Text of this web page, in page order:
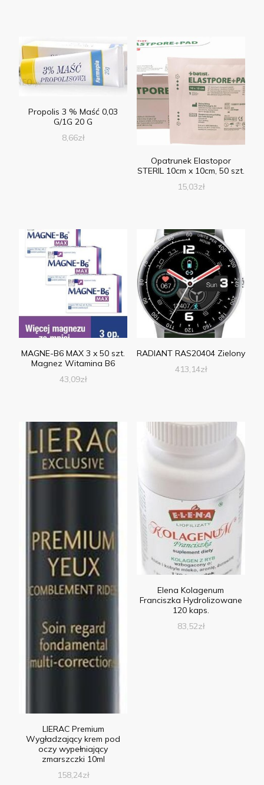
Propolis 3 % Maść 0,03
G/1G 20 G
8,66zł
Opatrunek Elastopor
STERIL 10cm x 10cm, 50 szt.
15,03zł
MAGNE-B6 MAX 3 x 50 szt.
Magnez Witamina B6
43,09zł
RADIANT RAS20404 Zielony
413,14zł
LIERAC Premium
Wygładzający krem pod
oczy wypełniający
zmarszczki 10ml
158,24zł
Elena Kolagenum
Franciszka Hydrolizowane
120 kaps.
83,52zł